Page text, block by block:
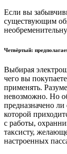
Если вы
существующим
Четвёртый:
Выбирая
чего вы
применять.
невозможно. Но
предназначено
которой
с работы,
таксисту,
настроенных